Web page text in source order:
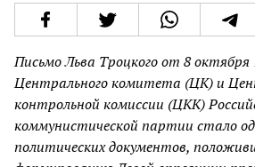
Письмо Льва Троцкого от 8 октября
Центрального комитета (ЦК) и
контрольной комиссии (ЦКК)
коммунистической партии стало
политических документов,